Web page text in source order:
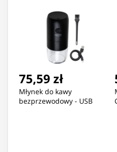
75,59 zł
Młynek do kawy
bezprzewodowy - USB